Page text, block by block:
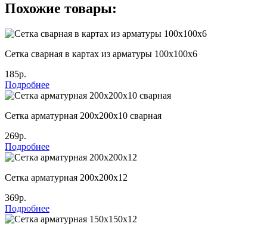
Похожие товары:
Сетка сварная в картах из арматуры 100х100х6
185р.
Подробнее
Сетка арматурная 200х200х10 сварная
269р.
Подробнее
Сетка арматурная 200х200х12
369р.
Подробнее